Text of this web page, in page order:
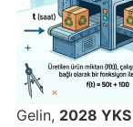
Gelin, 2028